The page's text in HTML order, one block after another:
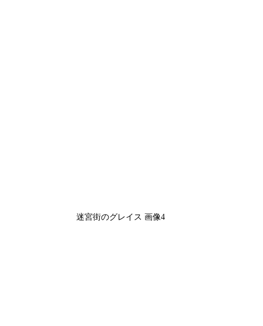
迷宮街のグレイス 画像4